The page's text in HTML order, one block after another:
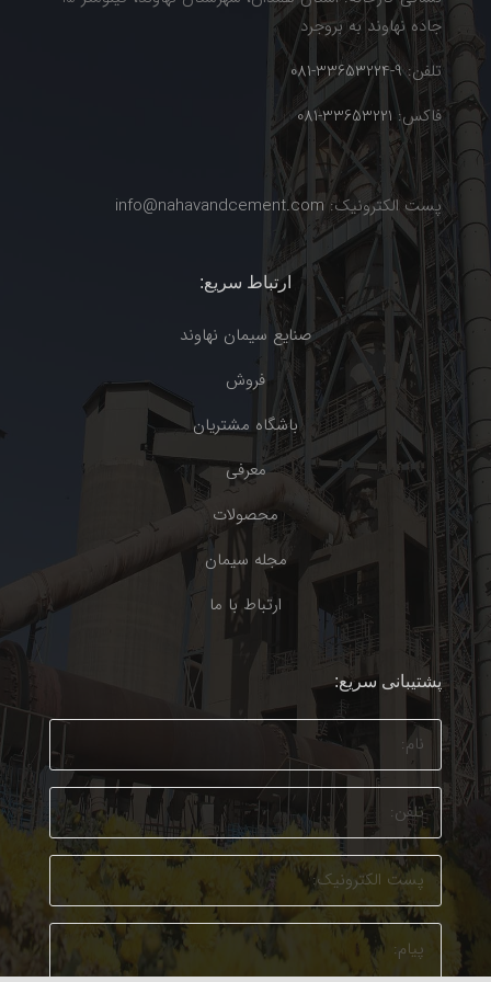
جاده نهاوند به بروجرد
تلفن:9-33653224-081
فاکس: 33653221-081
پست الکترونیک: info@nahavandcement.com
ارتباط سریع:
صنایع سیمان نهاوند
فروش
باشگاه مشتریان
معرفی
محصولات
مجله سیمان
ارتباط با ما
پشتیبانی سریع: